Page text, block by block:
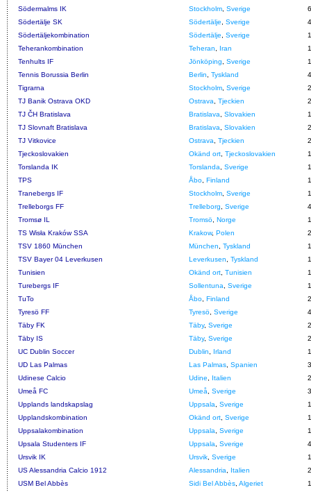
Södermalms IK
Stockholm Sverige
6
Södertälje SK
Södertälje Sverige
4
Södertäljekombination
Södertälje Sverige
1
Teherankombination
Teheran Iran
1
Tenhults IF
Jönköping Sverige
1
Tennis Borussia Berlin
Berlin Tyskland
4
Tigrarna
Stockholm Sverige
2
TJ Banik Ostrava OKD
Ostrava Tjeckien
2
TJ ČH Bratislava
Bratislava Slovakien
1
TJ Slovnaft Bratislava
Bratislava Slovakien
2
TJ Vitkovice
Ostrava Tjeckien
2
Tjeckoslovakien
Okänd ort Tjeckoslovakien
1
Torslanda IK
Torslanda Sverige
1
TPS
Åbo Finland
Tranebergs IF
Stockholm Sverige
1
Trelleborgs FF
Trelleborg Sverige
Tromsø IL
Tromsö Norge
1
TS Wisła Kraków SSA
Krakow, Polen
2
TSV 1860 München
München Tyskland
1
TSV Bayer 04 Leverkusen
Leverkusen Tyskland
1
Tunisien
Okänd ort Tunisien
1
Turebergs IF
Sollentuna Sverige
1
TuTo
Åbo Finland
2
Tyresö FF
Tyresö Sverige
4
Täby FK
Täby, Sverige
2
Täby IS
Täby, Sverige
2
UC Dublin Soccer
Dublin Irland
1
UD Las Palmas
Las Palmas Spanien
3
Udinese Calcio
Udine Italien
2
Umeå FC
Umeå Sverige
3
Upplands landskapslag
Uppsala Sverige
1
Upplandskombination
Okänd ort Sverige
1
Uppsalakombination
Uppsala Sverige
1
Upsala Studenters IF
Uppsala Sverige
4
Ursvik IK
Ursvik Sverige
1
US Alessandria Calcio 1912
Alessandria Italien
2
USM Bel Abbès
Sidi Bel Abbès Algeriet
1